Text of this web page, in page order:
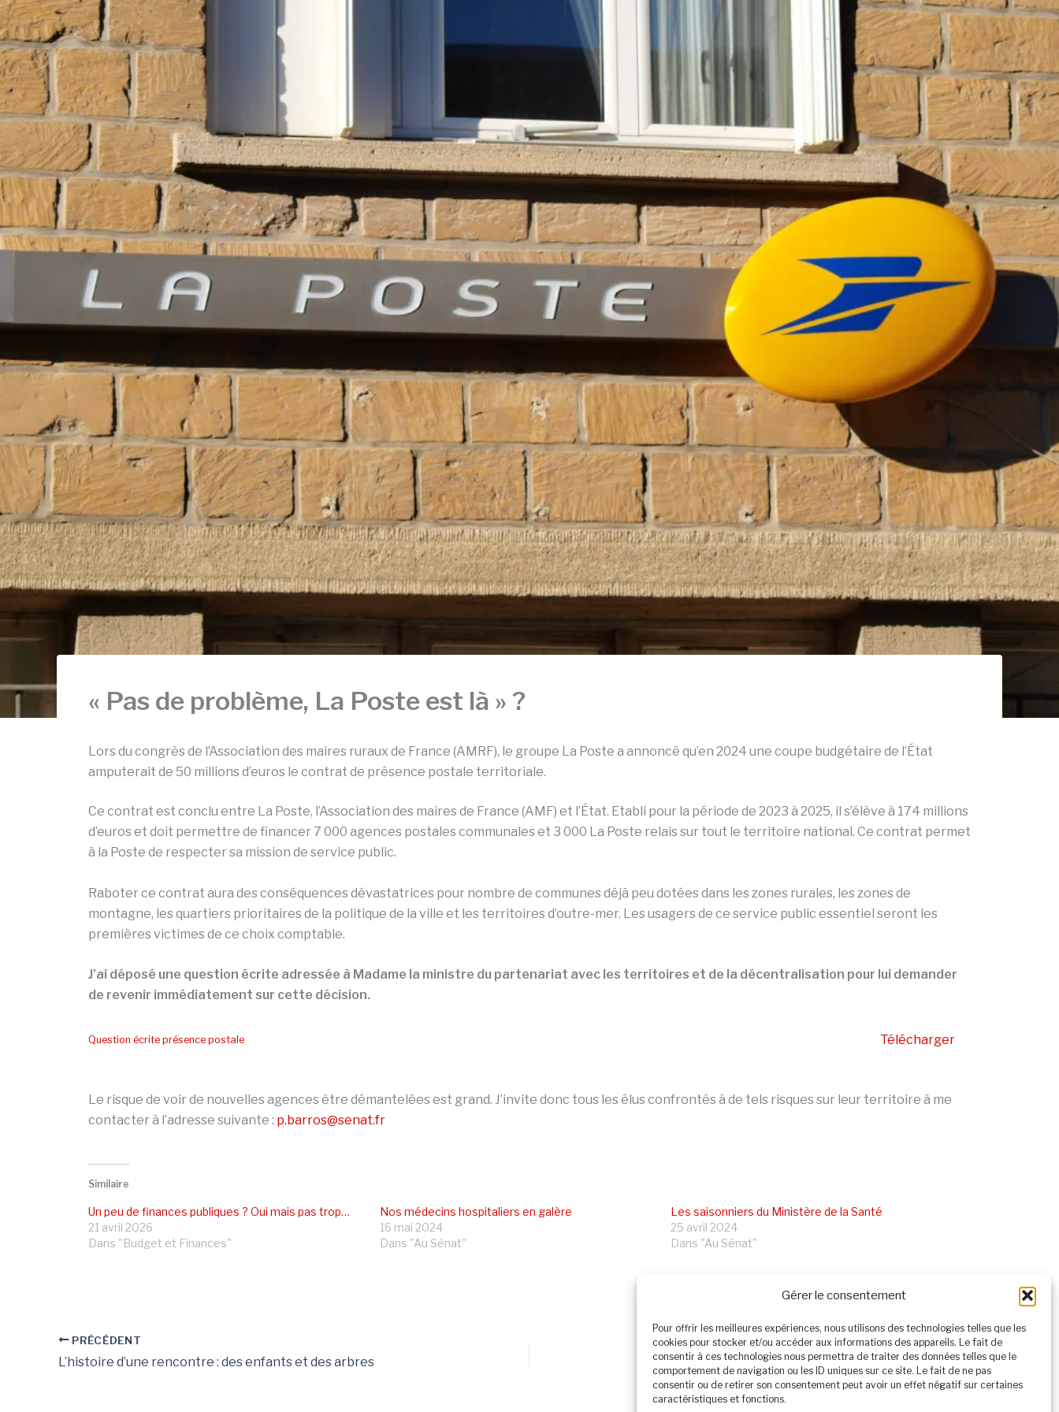
Gérer le consentement
Pour offrir les meilleures expériences, nous utilisons des technologies telles que les
cookies pour stocker et/ou accéder aux informations des appareils. Le fait de
consentir à ces technologies nous permettra de traiter des données telles que le
comportement de navigation ou les ID uniques sur ce site. Le fait de ne pas
consentir ou de retirer son consentement peut avoir un effet négatif sur certaines
caractéristiques et fonctions.
« Pas de problème, La Poste est là » ?
Lors du congrès de l’Association des maires ruraux de France (AMRF), le groupe La Poste a annoncé qu’en 2024 une coupe budgétaire de l’État
amputerait de 50 millions d’euros le contrat de présence postale territoriale.
Ce contrat est conclu entre La Poste, l’Association des maires de France (AMF) et l’État. Etabli pour la période de 2023 à 2025, il s’élève à 174 millions
d’euros et doit permettre de financer 7 000 agences postales communales et 3 000 La Poste relais sur tout le territoire national. Ce contrat permet
à la Poste de respecter sa mission de service public.
Raboter ce contrat aura des conséquences dévastatrices pour nombre de communes déjà peu dotées dans les zones rurales, les zones de
montagne, les quartiers prioritaires de la politique de la ville et les territoires d’outre-mer. Les usagers de ce service public essentiel seront les
premières victimes de ce choix comptable.
J’ai déposé une question écrite adressée à Madame la ministre du partenariat avec les territoires et de la décentralisation pour lui demander
de revenir immédiatement sur cette décision.
Question écrite présence postale Télécharger
Le risque de voir de nouvelles agences être démantelées est grand. J’invite donc tous les élus confrontés à de tels risques sur leur territoire à me
contacter à l’adresse suivante : p.barros@senat.fr
Similaire
Un peu de finances publiques ? Oui mais pas trop…
21 avril 2026
Dans "Budget et Finances"
Nos médecins hospitaliers en galère
16 mai 2024
Dans "Au Sénat"
Les saisonniers du Ministère de la Santé
25 avril 2024
Dans "Au Sénat"
PRÉCÉDENT
L’histoire d’une rencontre : des enfants et des arbres
SUIVANT
« Ce quinquennat sera écologique ou ne sera pas… »